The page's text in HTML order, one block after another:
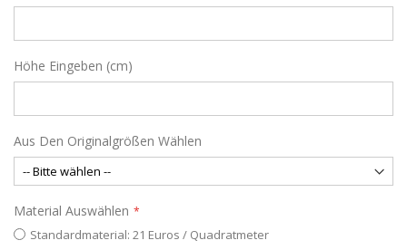
Höhe Eingeben (cm)
Aus Den Originalgrößen Wählen
Material Auswählen
Standardmaterial: 21 Euros / Quadratmeter